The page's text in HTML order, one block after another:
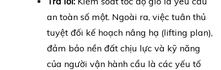
an toàn số một. Ngoài ra, việc tuân thủ
tuyệt đối kế hoạch nâng hạ (lifting plan),
đảm bảo nền đất chịu lực và kỹ năng
của người vận hành cẩu là các yếu tố